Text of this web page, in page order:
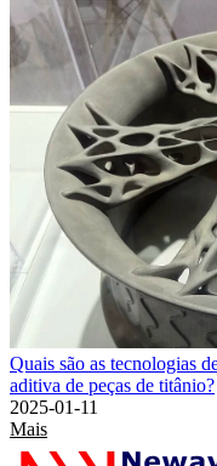
Quais são as tecnologias
aditiva de peças de titânio?
2025-01-11
Mais